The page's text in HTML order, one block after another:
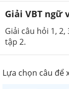
Giải VBT ngữ
Giải câu hỏi 1, 2,
tập 2.
Lựa chọn câu để